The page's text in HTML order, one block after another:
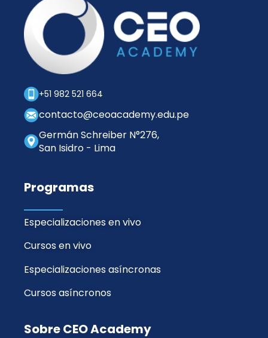
+51 982 521 664
contacto@ceoacademy.edu.pe
Germán Schreiber N°276,
San Isidro - Lima
Programas
Especializaciones en vivo
Cursos en vivo
Especializaciones asíncronas
Cursos asíncronos
Sobre CEO Academy